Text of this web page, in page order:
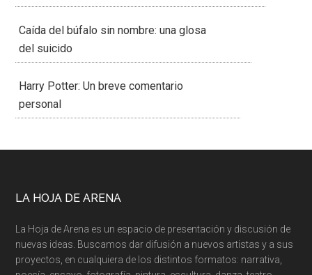
Caída del búfalo sin nombre: una glosa
del suicido
Harry Potter: Un breve comentario
personal
LA HOJA DE ARENA
La Hoja de Arena es un espacio de presentación y discusión de
nuevas ideas. Buscamos dar difusión a nuevos artistas y a sus
proyectos, en cualquiera de los distintos formatos: narrativa,